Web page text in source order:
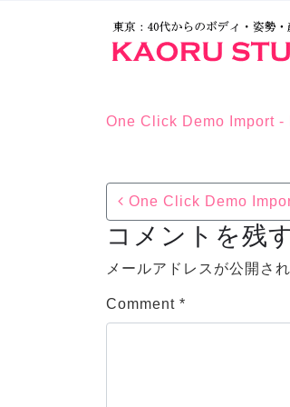
One Click Demo Import
Post
One Click Demo
コメントを残
メールアドレスが公開さ
Comment *